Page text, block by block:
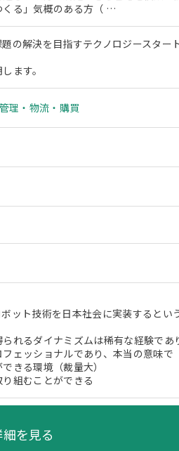
る」気概のある方（ …
の解決を目指すテクノロジースター
ます。
理・物流・購買
ット技術を日本社会に実装するとい
れるダイナミズムは稀有な経験であ
ェッショナルであり、本当の意味で
きる環境（裁量大）
組むことができる
を見る